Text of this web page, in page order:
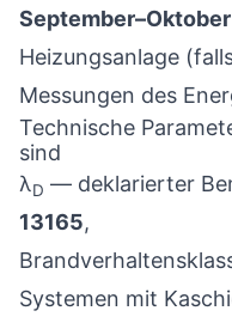
September–Oktober
Heizungsanlage
Messungen des
Technische
sind
λD — deklarierter
13165,
Systemen mit